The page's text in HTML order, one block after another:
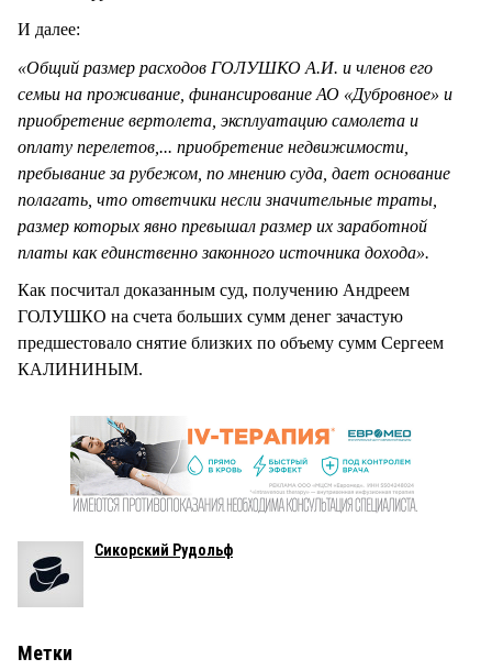
И далее:
«Общий размер расходов ГОЛУШКО А.И. и членов его
семьи на проживание, финансирование АО «Дубровное» и
приобретение вертолета, эксплуатацию самолета и
оплату перелетов,... приобретение недвижимости,
пребывание за рубежом, по мнению суда, дает основание
полагать, что ответчики несли значительные траты,
размер которых явно превышал размер их заработной
платы как единственно законного источника дохода».
Как посчитал доказанным суд, получению Андреем
ГОЛУШКО на счета больших сумм денег зачастую
предшестовало снятие близких по объему сумм Сергеем
КАЛИНИНЫМ.
Сикорский Рудольф
Метки